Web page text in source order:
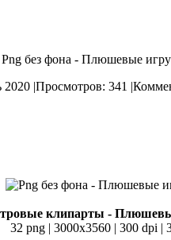
Png без фона - Плюшевые
2020 |Просмотров: 341 |
клипарты -
32 png | 3000х3560 | 300 dpi |